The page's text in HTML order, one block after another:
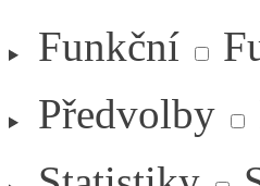
Funkční
Předvolby